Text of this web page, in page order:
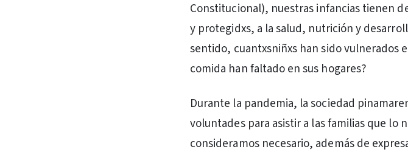
Constitucional), nuestras infancias tienen
y protegidxs, a la salud, nutrición y
sentido, cuantxsniñxs han sido vulnerados
comida han faltado en sus hogares?
Durante la pandemia, la sociedad
voluntades para asistir a las familias que lo
consideramos necesario, además de